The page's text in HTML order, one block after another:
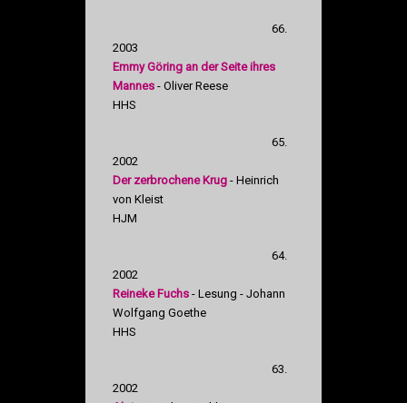
66.
2003
Emmy Göring an der Seite ihres
Mannes - Oliver Reese
HHS
65.
2002
Der zerbrochene Krug - Heinrich
von Kleist
HJM
64.
2002
Reineke Fuchs - Lesung - Johann
Wolfgang Goethe
HHS
63.
2002